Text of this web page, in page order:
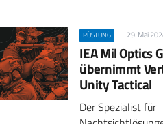
RÜSTUNG 29. Mai
IEA Mil Optics
übernimmt
Unity Tactical
Der Spezialist für